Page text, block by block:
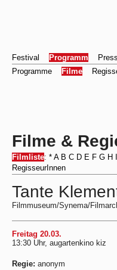
Festival Programm
Programme
Filme
Filme &
Filmliste: * A B C D E F G H
RegisseurInnen
Tante
Filmmuseum/Synema/
Freitag 20.03.
13:30 Uhr, augartenkino kiz
Regie: anonym